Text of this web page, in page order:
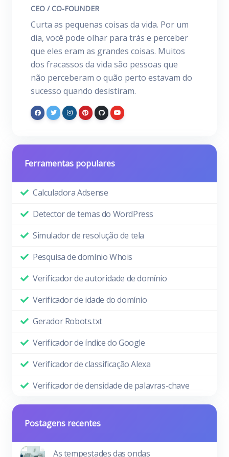
CEO / CO-FOUNDER
Curta as pequenas coisas da vida. Por um
dia, você pode olhar para trás e perceber
que eles eram as grandes coisas. Muitos
dos fracassos da vida são pessoas que
não perceberam o quão perto estavam do
sucesso quando desistiram.
Ferramentas populares
Calculadora Adsense
Detector de temas do WordPress
Simulador de resolução de tela
Pesquisa de domínio Whois
Verificador de autoridade de domínio
Verificador de idade do domínio
Gerador Robots.txt
Verificador de índice do Google
Verificador de classificação Alexa
Verificador de densidade de palavras-chave
Postagens recentes
As tempestades das ondas